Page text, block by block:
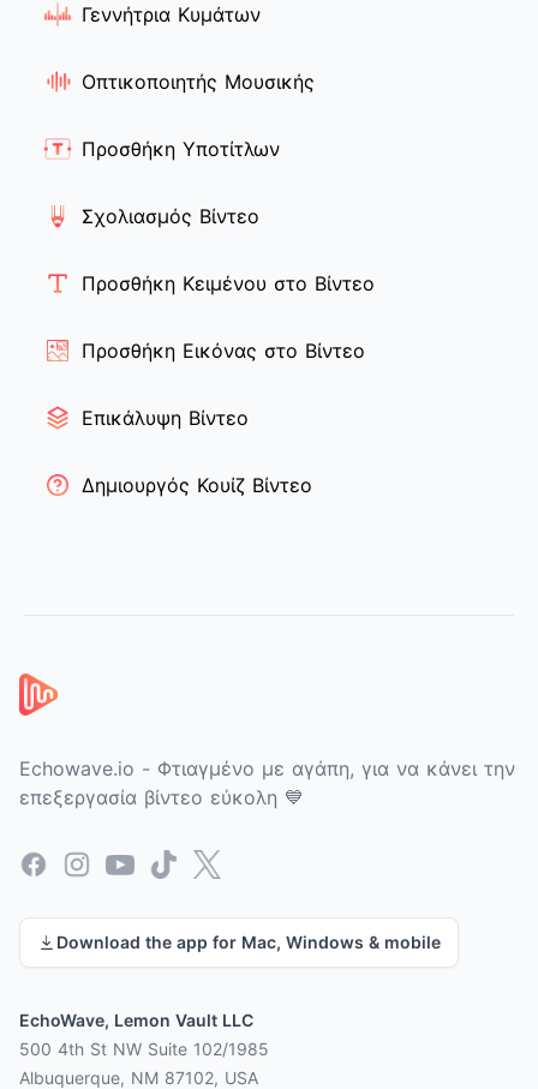
Γεννήτρια Κυμάτων
Οπτικοποιητής Μουσικής
Προσθήκη Υποτίτλων
Σχολιασμός Βίντεο
Προσθήκη Κειμένου στο Βίντεο
Προσθήκη Εικόνας στο Βίντεο
Επικάλυψη Βίντεο
Δημιουργός Κουίζ Βίντεο
Echowave.io - Φτιαγμένο με αγάπη, για να κάνει την
επεξεργασία βίντεο εύκολη 💙
Facebook
InstagramYouTubeTikTok
X
Download the app for Mac, Windows & mobile
EchoWave, Lemon Vault LLC
500 4th St NW Suite 102/1985
Albuquerque, NM 87102, USA